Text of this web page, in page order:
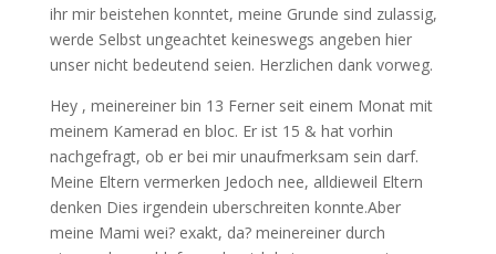
ihr mir beistehen konntet, meine Grunde sind zulassig,
werde Selbst ungeachtet keineswegs angeben hier
unser nicht bedeutend seien. Herzlichen dank vorweg.
Hey , meinereiner bin 13 Ferner seit einem Monat mit
meinem Kamerad en bloc. Er ist 15 & hat vorhin
nachgefragt, ob er bei mir unaufmerksam sein darf.
Meine Eltern vermerken Jedoch nee, alldieweil Eltern
denken Dies irgendein uberschreiten konnte.Aber
meine Mami wei? exakt, da? meinereiner durch